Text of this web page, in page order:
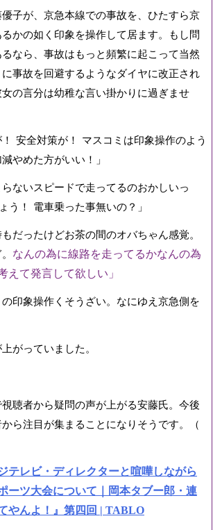
子が、京急本線での事故を、 ひたすら京
かの如く印象を操作して居ます。
もし問
なら、 事故はもっと頻繁に起こって当然
事故を回避するようなダイヤに改正され
女の言分は幼稚な言い掛かりに過ぎませ
安全対策が！
マスコミは印象操作のよう
やめた方がいい！
」
らないスピードで走ってるのおかしいっ
う！ 電車乗った事無いの？」
もだったけどお茶の間のオバちゃん感覚。
なんの為に線路を走ってるかなんの為
えて発言して欲しい」
印象操作くそうざい。 なにゆえ京急側を
がっていました。
聴者から疑問の声が上がる安藤氏。 今後
ら注目が集まることになりそうです。（
テレビ・ディレクターと喧嘩しながら
ーツ大会について｜岡本タブー郎・連
やんよ！』第四回 | TABLO